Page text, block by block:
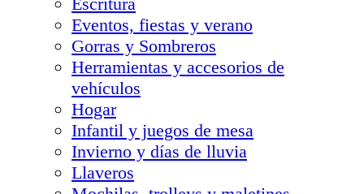
Eventos, fiestas y verano
Gorras y Sombreros
Herramientas y accesorios de
vehículos
Hogar
Infantil y juegos de mesa
Invierno y días de lluvia
Llaveros